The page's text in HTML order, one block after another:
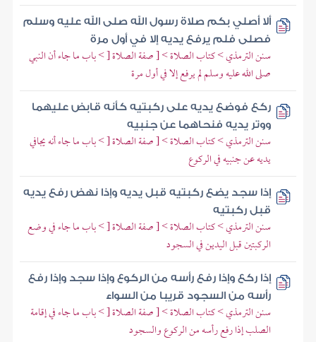
ألا أصلي بكم صلاة رسول الله صلى الله عليه وسلم
فصلى فلم يرفع يديه إلا في أول مرة
سنن الترمذي > كتاب الصلاة > [ صفة الصلاة [ > باب ما جاء أن النبي
صلى الله عليه وسلم لم يرفع إلا في أول مرة
ركع فوضع يديه على ركبتيه كأنه قابض عليهما
ووتر يديه فنحاهما عن جنبيه
سنن الترمذي > كتاب الصلاة > [ صفة الصلاة [ > باب ما جاء أنه يجافي
يديه عن جنبيه في الركوع
إذا سجد يضع ركبتيه قبل يديه وإذا نهض رفع يديه
قبل ركبتيه
سنن الترمذي > كتاب الصلاة > [ صفة الصلاة [ > باب ما جاء في وضع
الركبتين قبل اليدين في السجود
إذا ركع وإذا رفع رأسه من الركوع وإذا سجد وإذا رفع
رأسه من السجود قريبا من السواء
سنن الترمذي > كتاب الصلاة > [ صفة الصلاة [ > باب ما جاء في إقامة
الصلب إذا رفع رأسه من الركوع والسجود